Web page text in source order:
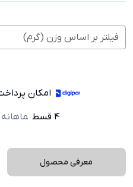
فیلتر بر اساس وزن (گرم)
امکان
۴ قسط
ماهانه
معرفی محصول